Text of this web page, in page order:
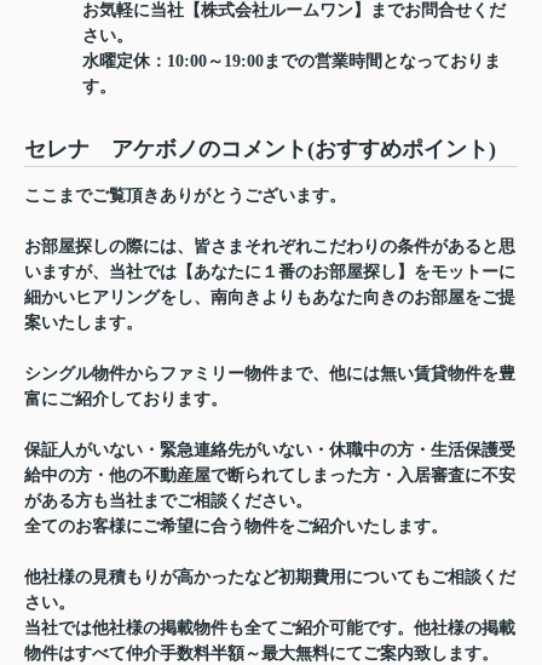
お気軽に当社【株式会社ルームワン】までお問合せくだ
さい。
水曜定休：10:00～19:00までの営業時間となっておりま
す。
セレナ アケボノのコメント(おすすめポイント)
ここまでご覧頂きありがとうございます。
お部屋探しの際には、皆さまそれぞれこだわりの条件があると思
いますが、当社では【あなたに１番のお部屋探し】をモットーに
細かいヒアリングをし、南向きよりもあなた向きのお部屋をご提
案いたします。
シングル物件からファミリー物件まで、他には無い賃貸物件を豊
富にご紹介しております。
保証人がいない・緊急連絡先がいない・休職中の方・生活保護受
給中の方・他の不動産屋で断られてしまった方・入居審査に不安
がある方も当社までご相談ください。
全てのお客様にご希望に合う物件をご紹介いたします。
他社様の見積もりが高かったなど初期費用についてもご相談くだ
さい。
当社では他社様の掲載物件も全てご紹介可能です。他社様の掲載
物件はすべて仲介手数料半額～最大無料にてご案内致します。